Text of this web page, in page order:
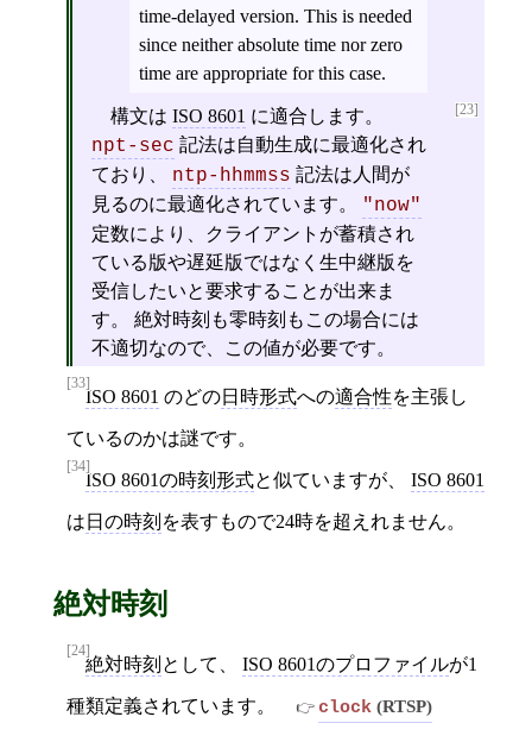
time-delayed version. This is needed
since neither absolute time nor zero
time are appropriate for this case.
[23]
構文は ISO 8601 に適合します。
npt-sec 記法は自動生成に最適化され
ており、 ntp-hhmmss 記法は人間が
見るのに最適化されています。
"now"
定数により、クライアントが蓄積され
ている版や遅延版ではなく生中継版を
受信したいと要求することが出来ま
す。 絶対時刻も零時刻もこの場合には
不適切なので、この値が必要です。
[33]
ISO 8601 のどの日時形式への適合性を主張し
ているのかは謎です。
[34]
ISO 8601の時刻形式と似ていますが、 ISO 8601
は 日の時刻 を表すもので24時を超えれません。
絶対時刻
[24]
絶対時刻 として、 ISO 8601のプロファイルが1
種類定義されています。 clock (RTSP)